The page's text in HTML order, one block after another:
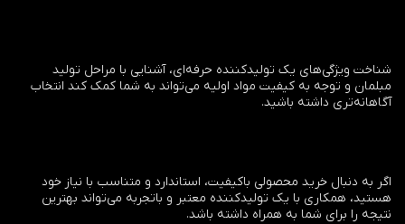
شناخت ویژگی‌های یک تولیدکننده حرفه‌ای، آشنایی با مراحل تولید
مبلمان و توجه به کیفیت مواد اولیه می‌تواند به شما کمک کند انتخاب
آگاهانه‌تری داشته باشید.
اگر به دنبال خرید محصولی باکیفیت، استاندارد و متناسب با نیاز خود
هستید، همکاری با یک تولیدکننده معتبر و باتجربه می‌تواند بهترین
نتیجه را برای شما به همراه داشته باشد.